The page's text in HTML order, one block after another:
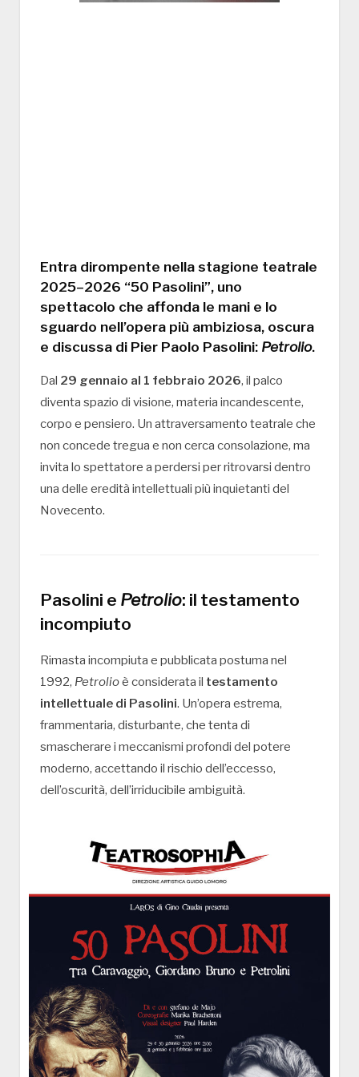
Entra dirompente nella stagione teatrale
2025–2026 “50 Pasolini”, uno
spettacolo che affonda le mani e lo
sguardo nell’opera più ambiziosa, oscura
e discussa di Pier Paolo Pasolini: Petrolio.
Dal 29 gennaio al 1 febbraio 2026, il palco
diventa spazio di visione, materia incandescente,
corpo e pensiero. Un attraversamento teatrale che
non concede tregua e non cerca consolazione, ma
invita lo spettatore a perdersi per ritrovarsi dentro
una delle eredità intellettuali più inquietanti del
Novecento.
Pasolini e Petrolio: il testamento
incompiuto
Rimasta incompiuta e pubblicata postuma nel
1992, Petrolioè considerata il testamento
intellettuale di Pasolini. Un’opera estrema,
frammentaria, disturbante, che tenta di
smascherare i meccanismi profondi del potere
moderno, accettando il rischio dell’eccesso,
dell’oscurità, dell’irriducibile ambiguità.